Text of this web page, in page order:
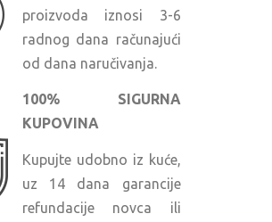
proizvoda iznosi 3-6
radnog dana računajući
od dana naručivanja.
100% SIGURNA
KUPOVINA
Kupujte udobno iz kuće,
uz 14 dana garancije
refundacije novca ili